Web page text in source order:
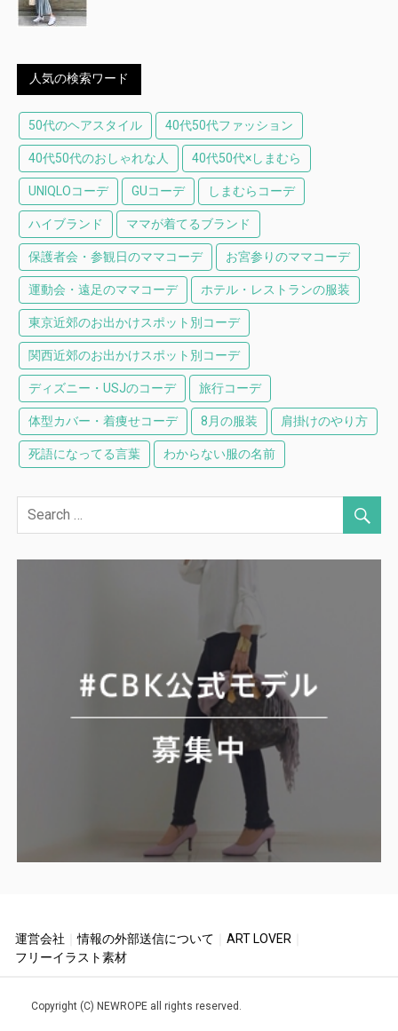
人気の検索ワード
50代のヘアスタイル 40代50代ファッション
40代50代のおしゃれな人 40代50代×しまむら
UNIQLOコーデ GUコーデ しまむらコーデ
ハイブランド ママが着てるブランド
保護者会・参観日のママコーデ お宮参りのママコーデ
運動会・遠足のママコーデ ホテル・レストランの服装
東京近郊のお出かけスポット別コーデ
関西近郊のお出かけスポット別コーデ
ディズニー・USJのコーデ 旅行コーデ
体型カバー・着痩せコーデ 8月の服装 肩掛けのやり方
死語になってる言葉 わからない服の名前
運営会社 ｜情報の外部送信について ART LOVER
フリーイラスト素材
Copyright (C) NEWROPE all rights reserved.